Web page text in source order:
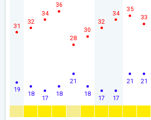
19
31
18
32
17
34
18
36
21
28
18
30
17
32
17
34
21
35
21
33